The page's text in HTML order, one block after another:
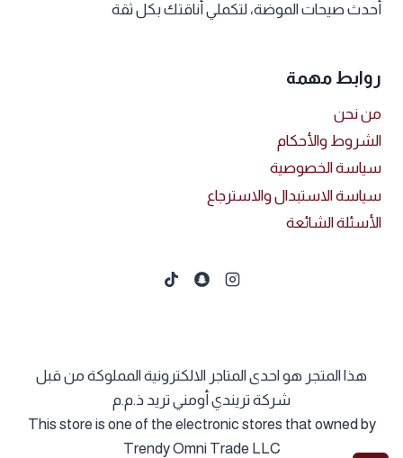
أحدث صيحات الموضة، لتكملي أناقتك بكل ثقة
روابط مهمة
من نحن
الشروط والأحكام
سياسة الخصوصية
سياسة الاستبدال والاسترجاع
الأسئلة الشائعة
هذا المتجر هو احدى المتاجر الالكترونية المملوكة من قبل
شركة تريندي أومني تريد ذ.م.م
This store is one of the electronic stores that owned by
Trendy Omni Trade LLC